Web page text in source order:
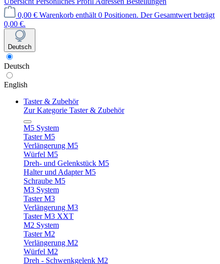
0,00 € Warenkorb enthält 0 Positionen. Der Gesamtwert beträgt
0,00 €.
Deutsch
Deutsch
English
Taster & Zubehör
Zur Kategorie Taster & Zubehör
M5 System
Taster M5
Verlängerung M5
Würfel M5
Dreh- und Gelenkstück M5
Halter und Adapter M5
Schraube M5
M3 System
Taster M3
Verlängerung M3
Taster M3 XXT
M2 System
Taster M2
Verlängerung M2
Würfel M2
Dreh - Schwenkgelenk M2